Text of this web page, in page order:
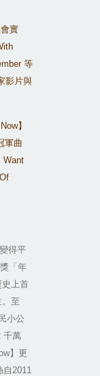
實
等
影片與
】
軍曲
Want
得平
「年
上首
至
小公
千萬
】更
自2011